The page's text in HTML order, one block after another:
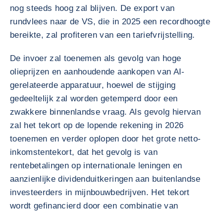
nog steeds hoog zal blijven. De export van
rundvlees naar de VS, die in 2025 een recordhoogte
bereikte, zal profiteren van een tariefvrijstelling.
De invoer zal toenemen als gevolg van hoge
olieprijzen en aanhoudende aankopen van AI-
gerelateerde apparatuur, hoewel de stijging
gedeeltelijk zal worden getemperd door een
zwakkere binnenlandse vraag. Als gevolg hiervan
zal het tekort op de lopende rekening in 2026
toenemen en verder oplopen door het grote netto-
inkomstentekort, dat het gevolg is van
rentebetalingen op internationale leningen en
aanzienlijke dividenduitkeringen aan buitenlandse
investeerders in mijnbouwbedrijven. Het tekort
wordt gefinancierd door een combinatie van